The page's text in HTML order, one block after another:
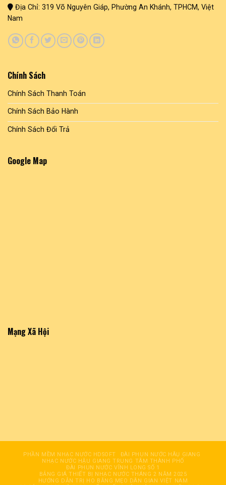
được
trang
sản
Địa Chỉ: 319 Võ Nguyên Giáp, Phường An Khánh, TPHCM, Việt
Nam
Chính Sách
Chính Sách Thanh Toán
Chính Sách Bảo Hành
Chính Sách Đổi Trả
Google Map
Mạng Xã Hội
PHẦN MỀM NHẠC NƯỚC HDSOFT
ĐÀI PHUN NƯỚC HÂỤ GIANG
NHẠC NƯỚC HẬU GIANG TRUNG TÂM THÀNH PHỐ
ĐÀI PHUN NƯỚC VĨNH LONG SỐ 1
BẢNG GIÁ THIẾT BỊ NHẠC NƯỚC THÁNG 2 NĂM 2025
HƯỚNG DẪN TRỊ HO BẰNG MẸO DÂN GIAN VIỆT NAM